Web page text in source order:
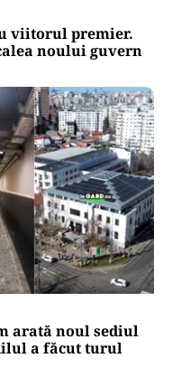
viitorul premier.
noului guvern
arată noul sediul
a făcut turul